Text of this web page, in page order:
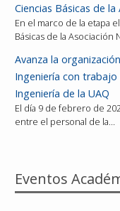
Ciencias Básicas de la
En el marco de la etapa
Básicas de la Asociación
Avanza la
Ingeniería con
Ingeniería de la UAQ
El día 9 de febrero de
entre el personal de la…
Eventos